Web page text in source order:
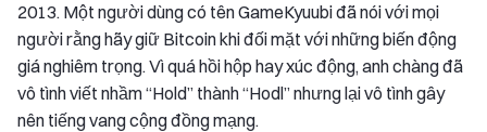
2013. Một người dùng có tên GameKyuubi đã nói với mọi
người rằng hãy giữ Bitcoin khi đối mặt với những biến động
giá nghiêm trọng. Vì quá hồi hộp hay xúc động, anh chàng đã
vô tình viết nhầm “Hold” thành “Hodl” nhưng lại vô tình gây
nên tiếng vang cộng đồng mạng.